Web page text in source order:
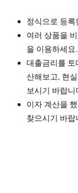
정식으로 등
여러 상품을
을 이용하세요.
대출금리를
산해보고, 현
보시기 바랍니
이자 계산을
찾으시기 바